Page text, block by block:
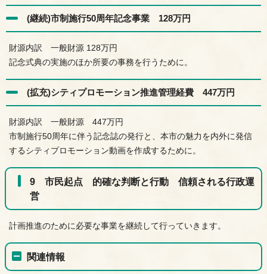
(継続)市制施行50周年記念事業 128万円
財源内訳 一般財源 128万円
記念式典の実施のほか所要の事務を行うために。
(拡充)シティプロモーション推進管理経費 447万円
財源内訳 一般財源 447万円
市制施行50周年に伴う記念誌の発行と、本市の魅力を内外に発信
するシティプロモーション動画を作成するために。
9 市民起点 的確な判断と行動 信頼される行政運
営
計画推進のために必要な事業を継続して行っていきます。
関連情報